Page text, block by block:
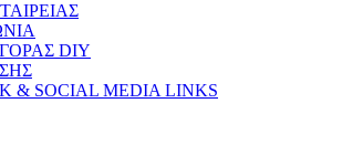
DIY
& SOCIAL MEDIA LINKS